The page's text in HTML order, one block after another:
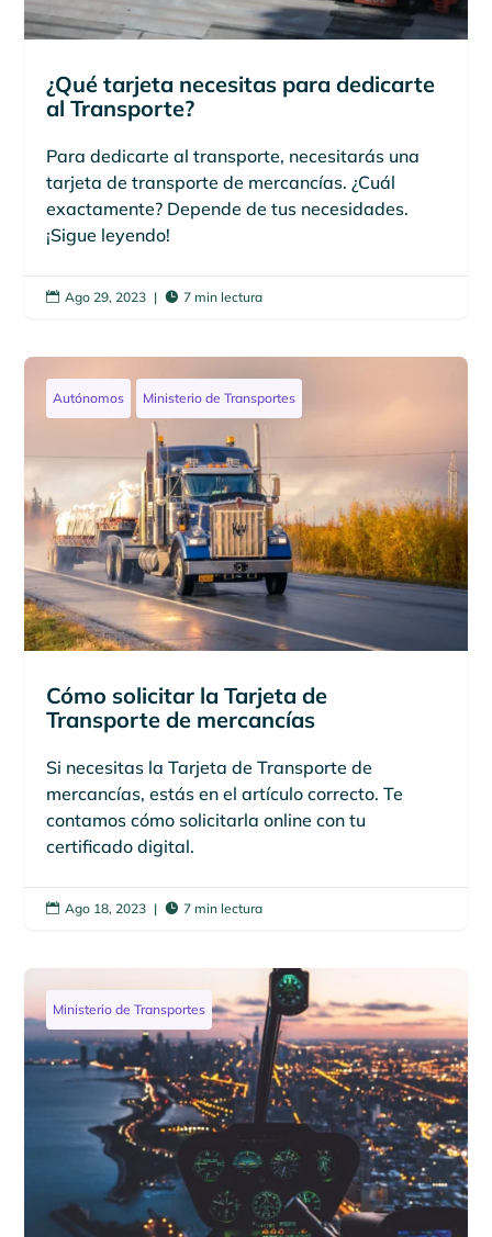
¿Qué tarjeta necesitas para dedicarte
al Transporte?
Para dedicarte al transporte, necesitarás una
tarjeta de transporte de mercancías. ¿Cuál
exactamente? Depende de tus necesidades.
¡Sigue leyendo!
 Ago 29, 2023 |  7 min lectura
Autónomos Ministerio de Transportes
Cómo solicitar la Tarjeta de
Transporte de mercancías
Si necesitas la Tarjeta de Transporte de
mercancías, estás en el artículo correcto. Te
contamos cómo solicitarla online con tu
certificado digital.
 Ago 18, 2023 |  7 min lectura
Ministerio de Transportes